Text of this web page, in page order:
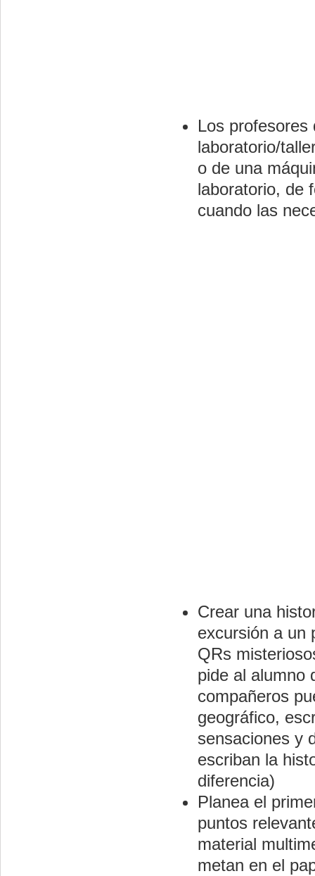
Los profesores
laboratorio/
o de una
laboratorio, de
cuando las
Crear una
excursión a un
QRs
pide al alumno
compañeros
geográfico,
sensaciones y
escriban la
diferencia)
Planea el
puntos
material
metan en el